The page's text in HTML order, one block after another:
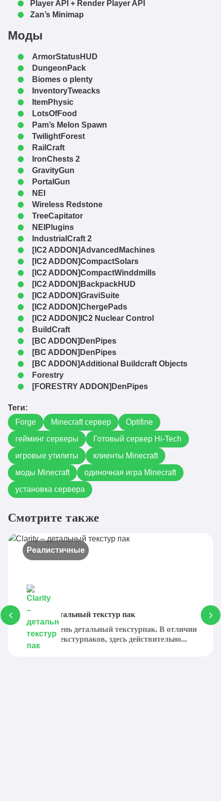
Player API + Render Player API
Zan’s Minimap
Моды
ArmorStatusHUD
DungeonPack
Biomes o plenty
InventoryTweacks
ItemPhysic
LotsOfFood
Pam’s Melon Spawn
TwilightForest
RailCraft
IronChests 2
GravityGun
PortalGun
NEI
Wireless Redstone
TreeCapitator
NEIPlugins
IndustrialCraft 2
[IC2 ADDON]AdvancedMachines
[IC2 ADDON]CompactSolars
[IC2 ADDON]CompactWinddmills
[IC2 ADDON]BackpackHUD
[IC2 ADDON]GraviSuite
[IC2 ADDON]ChergePads
[IC2 ADDON]IC2 Nuclear Control
BuildCraft
[BC ADDON]DenPipes
[BC ADDON]DenPipes
[BC ADDON]Additional Buildcraft Objects
Forestry
[FORESTRY ADDON]DenPipes
Теги:
Forge
Minecraft сервер
Optifine
гейминг серверы
Готовый сервер Hi-Tech
игровые утилиты
клиенты Minecraft
моды Minecraft
одиночная игра Minecraft
установка сервера
Смотрите также
Реалистичные
Clarity – детальный текстур пак
Clarity – очень детальный текстурпак. В отличии
от других текстурпаков, здесь действительно...